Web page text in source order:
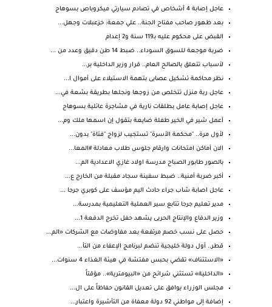
عاجل إصابة 4 أشخاص في تصادم سيارتي ميكروباص بسوهاج
بعد ظهور صاحب مفتاح الجنة.. علي جمعة: خزعبلات وجهل...
القبض على محكوم عليه بـ119 سنة و2 إعدام
ضربة موجعة للسوق السوداء.. ضبط 14 طن دقيق وعدد من ...
لأسباب تتعلق بالصالح العام.. قرار وزير الداخلية بر...
نظر محاكمة تشكيل عصابى بتهمة الاستيلاء على أموال ا...
عاجل ربة منزل تتخلص من زوجها ونجلها بطريقة بشعة في...
عاجل إصابة عامل بطلقات نارية في مشاجرة عائلية بسوهاج
أعمل شير في الخير طفلة ضايعة بتقول إن اسمها ملك وم...
لأول مرة.. "محكمة الأسرة" تستجيب لزواج "فتاة" بدون...
الان أماكن امتحانات وارقام جلوس طلاب معادلة #المعا...
بالصور طابور الصباح مدرسة اولاد غازي الاعدادية الم...
أكبر ضربة أمنية.. ضبط سفينة سجاد مقبلة من الخارج ع...
عاجل اصابة شاب جراء حادث اليم مؤسف على كوبري جرجا ...
مدير تعليم جرجا تتابع سير العملية التعليمية بمدرسة...
وزير الدفاع والإنتاج الحربى يشهد حفل تخرج الدفعة 1...
حصل على نسب خصم مرتفعة بعد مفاوضات مع الشركات «الم...
قطر.. أول دولة خليجية تنضم لبرنامج الإعفاء من التأ...
«الاستئناف» تقضي بحبس مفتشة في هيئة الغذاء 4 سنوات...
«الداخلية» تستثني شرائح من «البيومترية».. مؤقتاً
مجلس الوزراء يوافق على تعديل القانون حفاظاً على ال...
إضافة إلى مواطني 92 دولة معفاة من التأشيرة واعتبار...